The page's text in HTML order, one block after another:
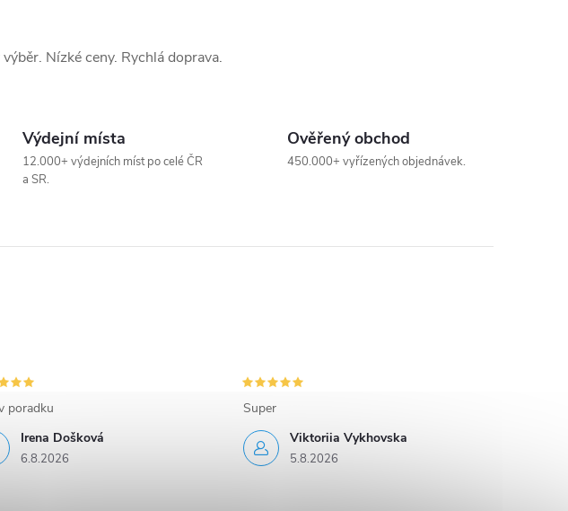
Nízké ceny. Rychlá doprava.
Výdejní místa
12.000+ výdejních míst po celé ČR
a SR.
Ověřený obchod
450.000+ vyřízených objednávek.
Irena Došková
6.8.2026
poradku
Viktoriia Vykhovska
5.8.2026
Super